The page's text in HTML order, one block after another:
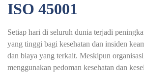
ISO 45001
Setiap hari di seluruh dunia terjadi
yang tinggi bagi kesehatan dan insiden
dan biaya yang terkait. Meskipun
menggunakan pedoman kesehatan dan